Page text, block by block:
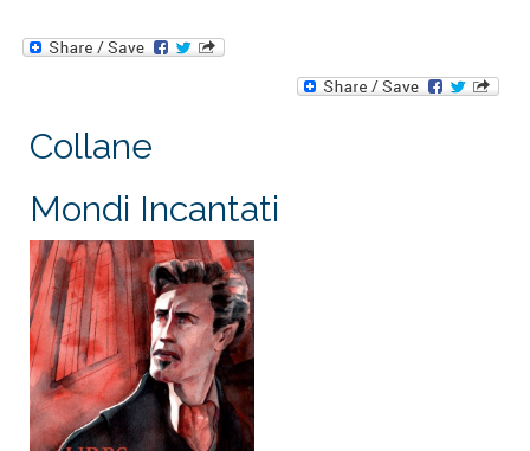
Collane
Mondi Incantati